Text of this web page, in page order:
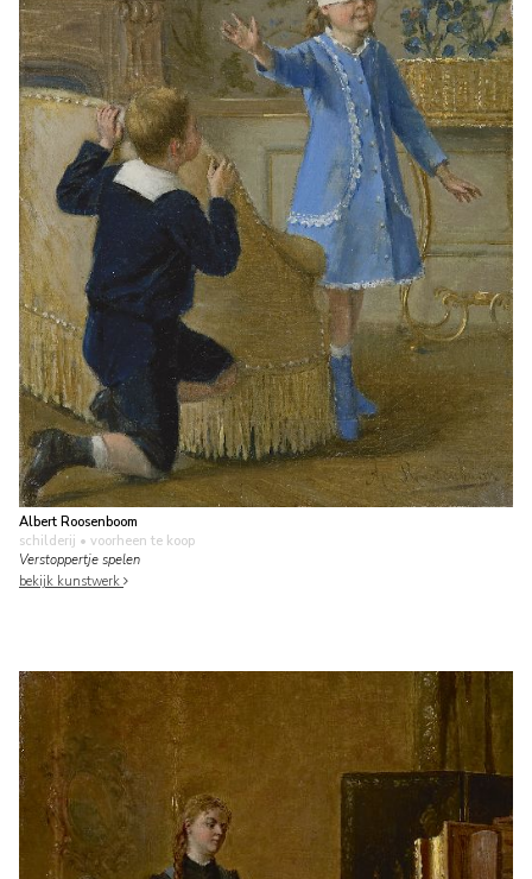
Albert Roosenboom
schilderij • voorheen te koop
Verstoppertje spelen
bekijk kunstwerk